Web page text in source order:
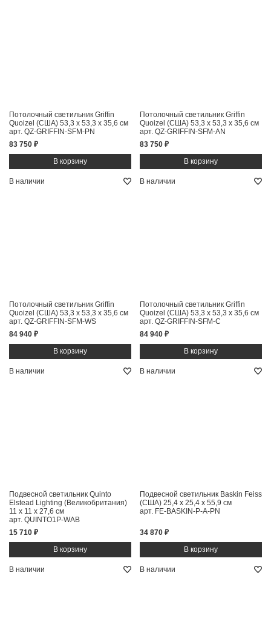
Потолочный светильник Griffin
Quoizel (США) 53,3 x 53,3 x 35,6 см
арт. QZ-GRIFFIN-SFM-PN
83 750 ₽
Потолочный светильник Griffin
Quoizel (США) 53,3 x 53,3 x 35,6 см
арт. QZ-GRIFFIN-SFM-AN
83 750 ₽
В наличии
Потолочный светильник Griffin
Quoizel (США) 53,3 x 53,3 x 35,6 см
арт. QZ-GRIFFIN-SFM-WS
84 940 ₽
В наличии
Потолочный светильник Griffin
Quoizel (США) 53,3 x 53,3 x 35,6 см
арт. QZ-GRIFFIN-SFM-C
84 940 ₽
В наличии
Подвесной светильник Quinto
Elstead Lighting (Великобритания)
11 x 11 x 27,6 см
арт. QUINTO1P-WAB
15 710 ₽
В наличии
Подвесной светильник Baskin Feiss
(США) 25,4 x 25,4 x 55,9 см
арт. FE-BASKIN-P-A-PN
34 870 ₽
В наличии В наличии